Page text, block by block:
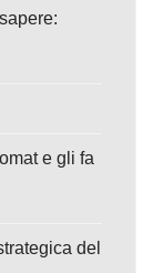
e gli fa
del